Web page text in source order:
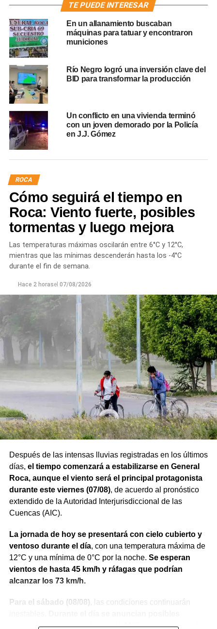
TE PUEDE INTERESAR
En un allanamiento buscaban
máquinas para tatuar y encontraron
municiones
Río Negro logró una inversión clave del
BID para transformar la producción
Un conflicto en una vivienda terminó
con un joven demorado por la Policía
en J.J. Gómez
ROCA
Cómo seguirá el tiempo en
Roca: Viento fuerte, posibles
tormentas y luego mejora
Las temperaturas máximas oscilarán entre 6°C y 12°C,
mientras que las mínimas descenderán hasta los -4°C
durante el fin de semana.
Hace 2 horasel 07/08/2026
Después de las intensas lluvias registradas en los últimos
días, el tiempo comenzará a estabilizarse en General
Roca, aunque el viento será el principal protagonista
durante este viernes (07/08), de acuerdo al pronóstico
extendido de la Autoridad Interjurisdiccional de las
Cuencas (AIC).
La jornada de hoy se presentará con cielo cubierto y
ventoso durante el día, con una temperatura máxima de
12°C y una mínima de 0°C por la noche. Se esperan
vientos de hasta 45 km/h y ráfagas que podrían
alcanzar los 73 km/h.
Para el sábado (08/08) , las condiciones continuarán
tormentas, con una máxima de 11°C y una mínima de